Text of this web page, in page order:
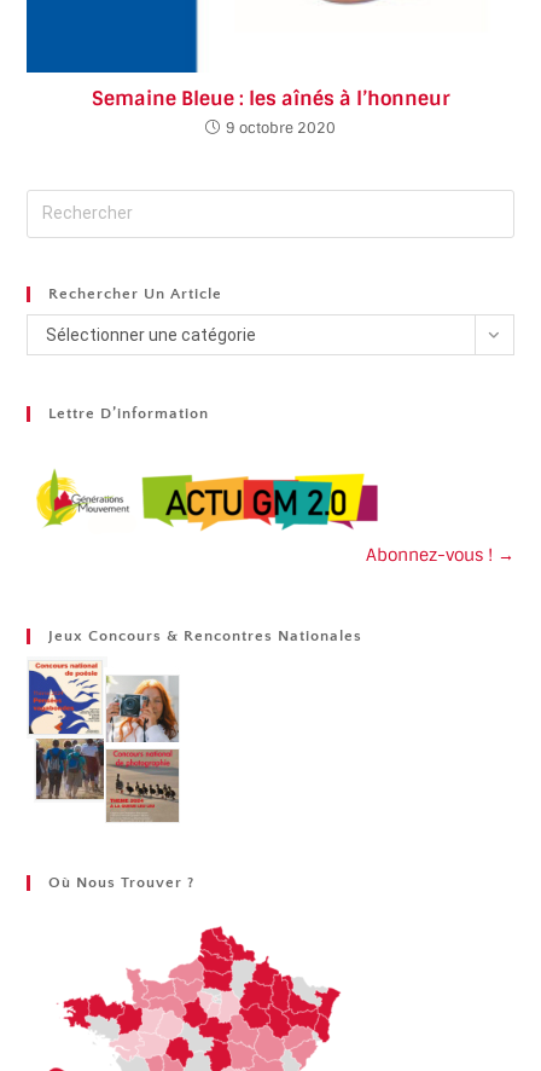
Semaine Bleue : les aînés à l’honneur
9 octobre 2020
Rechercher Un Article
Sélectionner une catégorie
Lettre D’information
Abonnez-vous ! →
Jeux Concours & Rencontres Nationales
Où Nous Trouver ?